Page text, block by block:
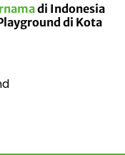
di Indonesia
di Kota